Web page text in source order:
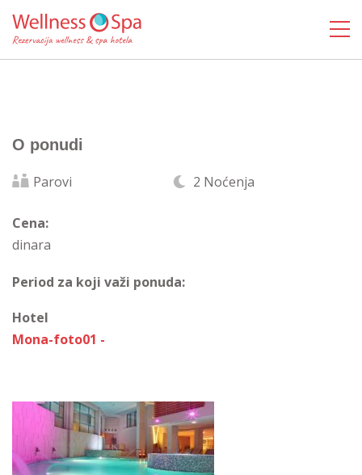
O ponudi
Parovi 2 Noćenja
Cena:
dinara
Period za koji važi ponuda:
Hotel
Mona-foto01 -